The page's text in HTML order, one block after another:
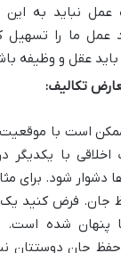
عمل نباید به
عمل ما را تسهیل
عقل و وظیفه
تکالیف:
ممکن است با
با یکدیگر
دشوار شود. برای
جان. فرض کنید یک
پنهان شده است.
جان دوستتان